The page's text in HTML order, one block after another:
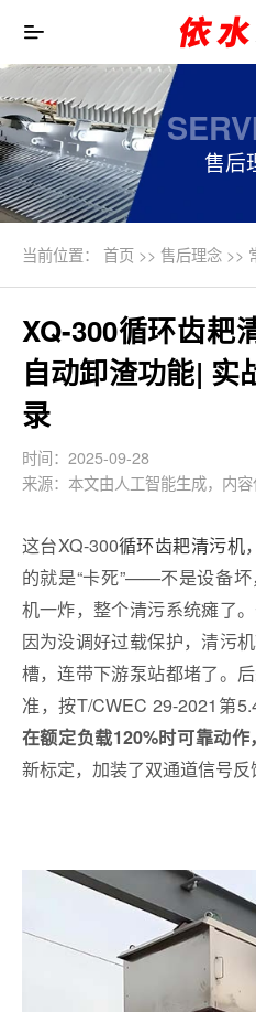
售后
当前位置： 首页>> 售后理念>>
XQ-300循环齿耙
自动卸渣功能| 实
录
时间：2025-09-28
来源：本文由人工智能生成，内
这台XQ-300循环齿耙清污机
的就是“卡死”——不是设备
机一炸，整个清污系统瘫了
因为没调好过载保护，清污
槽，连带下游泵站都堵了。
准，按T/CWEC 29-2021第
在额定负载120%时可靠动
新标定，加装了双通道信号反